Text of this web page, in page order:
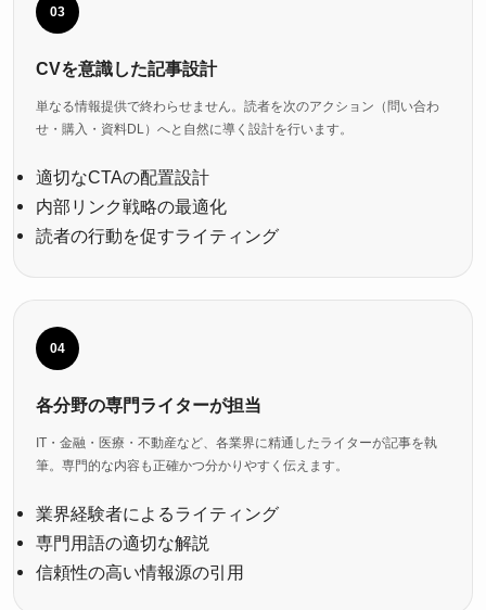
03
CVを意識した記事設計
単なる情報提供で終わらせません。読者を次のアクション（問い合わ
せ・購入・資料DL）へと自然に導く設計を行います。
適切なCTAの配置設計
内部リンク戦略の最適化
読者の行動を促すライティング
04
各分野の専門ライターが担当
IT・金融・医療・不動産など、各業界に精通したライターが記事を執
筆。専門的な内容も正確かつ分かりやすく伝えます。
業界経験者によるライティング
専門用語の適切な解説
信頼性の高い情報源の引用